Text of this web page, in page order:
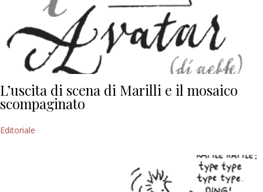
L’uscita di scena di Marilli e il mosaico
scompaginato
Editoriale